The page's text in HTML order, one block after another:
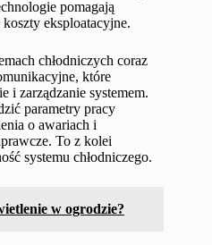
pomagają
eksploatacyjne.
chłodniczych coraz
które
i zarządzanie systemem.
parametry pracy
o awariach i
To z kolei
systemu chłodniczego.
w ogrodzie?